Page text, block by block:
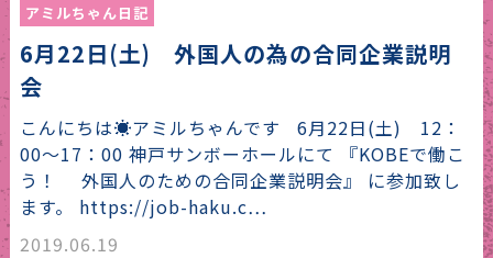
アミルちゃん日記
6月22日(土) 外国人の為の合同企業説明
会
こんにちは☀アミルちゃんです 6月22日(土) 12：
00～17：00 神戸サンボーホールにて 『KOBEで働こ
う！ 外国人のための合同企業説明会』 に参加致し
ます。 https://job-haku.c…
2019.06.19